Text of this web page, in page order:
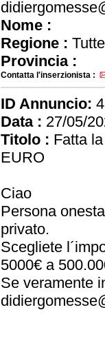
Nome :
Regione :
Provincia :
Contatta l'inserzionista :
ID Annuncio:
Data : 27/05/
Titolo : Fatta
EURO
Ciao
Persona
privato.
Scegliete
5000€ a
Se veramente